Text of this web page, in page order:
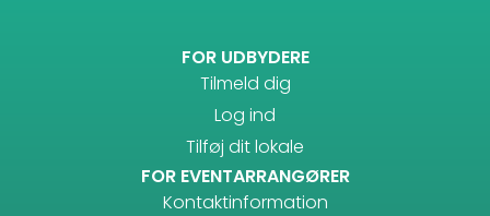
FOR UDBYDERE
Tilmeld dig
Log ind
Tilføj dit lokale
FOR EVENTARRANGØRER
Kontaktinformation